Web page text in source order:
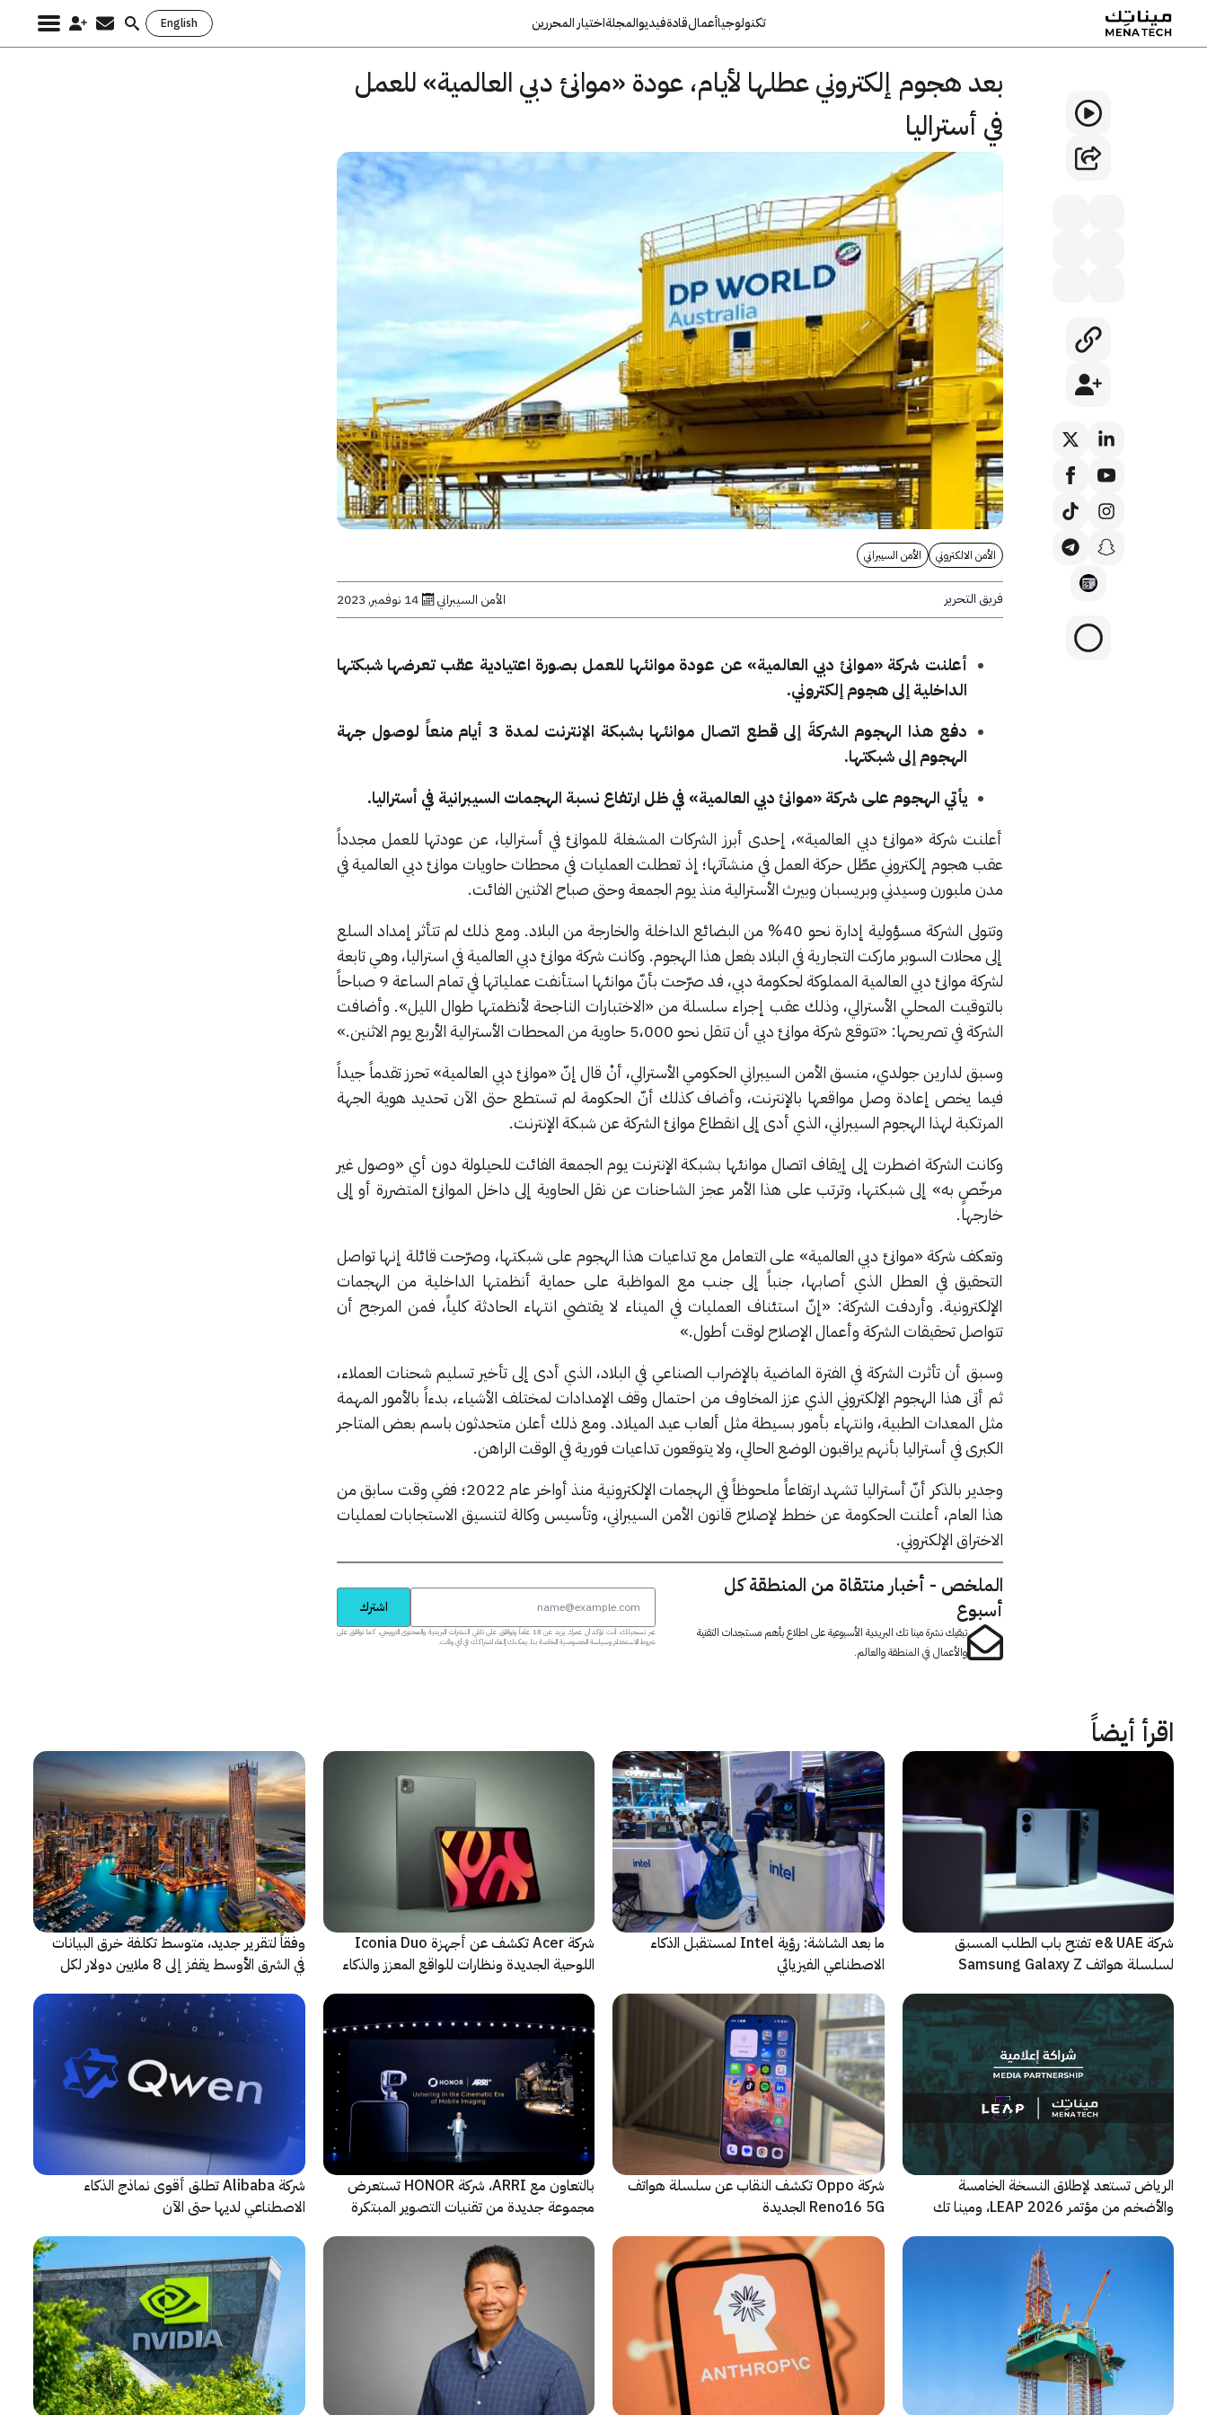
تكنولوجياأعمالقادةفيديوالمجلةاختيار المحررين English
Search
بعد هجوم إلكتروني عطلها لأيام، عودة «موانئ دبي العالمية» للعمل
في أستراليا
الأمن الالكتروني الأمن السيبراني
فريق التحرير الأمن السيبراني 14 نوفمبر, 2023
أعلنت شركة «موانئ دبي العالمية» عن عودة موانئها للعمل بصورة اعتيادية عقب تعرضها شبكتها
الداخلية إلى هجوم إلكتروني.
دفع هذا الهجوم الشركةَ إلى قطع اتصال موانئها بشبكة الإنترنت لمدة 3 أيام منعاً لوصول جهة
الهجوم إلى شبكتها.
يأتي الهجوم على شركة «موانئ دبي العالمية» في ظل ارتفاع نسبة الهجمات السيبرانية في أستراليا.
أعلنت شركة «موانئ دبي العالمية»، إحدى أبرز الشركات المشغلة للموانئ في أستراليا، عن عودتها للعمل مجدداً
عقب هجوم إلكتروني عطّل حركة العمل في منشآتها؛ إذ تعطلت العمليات في محطات حاويات موانئ دبي العالمية في
مدن ملبورن وسيدني وبريسبان وبيرث الأسترالية منذ يوم الجمعة وحتى صباح الاثنين الفائت.
وتتولى الشركة مسؤولية إدارة نحو 40% من البضائع الداخلة والخارجة من البلاد. ومع ذلك لم تتأثر إمداد السلع
إلى محلات السوبر ماركت التجارية في البلاد بفعل هذا الهجوم. وكانت شركة موانئ دبي العالمية في استراليا، وهي تابعة
لشركة موانئ دبي العالمية المملوكة لحكومة دبي، فد صرّحت بأنّ موانئها استأنفت عملياتها في تمام الساعة 9 صباحاً
بالتوقيت المحلي الأسترالي، وذلك عقب إجراء سلسلة من «الاختبارات الناجحة لأنظمتها طوال الليل». وأضافت
الشركة في تصريحها: «تتوقع شركة موانئ دبي أن تنقل نحو 5،000 حاوية من المحطات الأسترالية الأربع يوم الاثنين.»
وسبق لدارين جولدي، منسق الأمن السيبراني الحكومي الأسترالي، أنْ قال إنّ «موانئ دبي العالمية» تحرز تقدماً جيداً
فيما يخص إعادة وصل مواقعها بالإنترنت، وأضاف كذلك أنّ الحكومة لم تستطع حتى الآن تحديد هوية الجهة
المرتكبة لهذا الهجوم السيبراني، الذي أدى إلى انقطاع موانئ الشركة عن شبكة الإنترنت.
وكانت الشركة اضطرت إلى إيقاف اتصال موانئها بشبكة الإنترنت يوم الجمعة الفائت للحيلولة دون أي «وصول غير
مرخّصٍ به» إلى شبكتها، وترتب على هذا الأمر عجز الشاحنات عن نقل الحاوية إلى داخل الموانئ المتضررة أو إلى
خارجها.
وتعكف شركة «موانئ دبي العالمية» على التعامل مع تداعيات هذا الهجوم على شبكتها، وصرّحت قائلة إنها تواصل
التحقيق في العطل الذي أصابها، جنباً إلى جنب مع المواظبة على حماية أنظمتها الداخلية من الهجمات
الإلكترونية. وأردفت الشركة: «إنّ استئناف العمليات في الميناء لا يقتضي انتهاء الحادثة كلياً، فمن المرجح أن
تتواصل تحقيقات الشركة وأعمال الإصلاح لوقت أطول.»
وسبق أن تأثرت الشركة في الفترة الماضية بالإضراب الصناعي في البلاد، الذي أدى إلى تأخير تسليم شحنات العملاء،
ثم أتى هذا الهجوم الإلكتروني الذي عزز المخاوف من احتمال وقف الإمدادات لمختلف الأشياء، بدءاً بالأمور المهمة
مثل المعدات الطبية، وانتهاء بأمور بسيطة مثل ألعاب عيد الميلاد. ومع ذلك أعلن متحدثون باسم بعض المتاجر
الكبرى في أستراليا بأنهم يراقبون الوضع الحالي، ولا يتوقعون تداعيات فورية في الوقت الراهن.
وجدير بالذكر أنّ أستراليا تشهد ارتفاعاً ملحوظاً في الهجمات الإلكترونية منذ أواخر عام 2022؛ ففي وقت سابق من
هذا العام، أعلنت الحكومة عن خطط لإصلاح قانون الأمن السيبراني، وتأسيس وكالة لتنسيق الاستجابات لعمليات
الاختراق الإلكتروني.
الملخص - أخبار منتقاة من المنطقة كل
أسبوع
تبقيك نشرة مينا تك البريدية الأسبوعية على اطلاع بأهم مستجدات التقنية
والأعمال في المنطقة والعالم.
اشترك
عبر تسجيلك، أنت تؤكد أن عمرك يزيد عن 18 عاماً وتوافق على تلقي النشرات البريدية والمحتوى الترويجي، كما توافق على
شروط الاستخدام وسياسة الخصوصية الخاصة بنا. يمكنك إلغاء اشتراكك في أي وقت.
اقرأ أيضاً
شركة e& UAE تفتح باب الطلب المسبق
لسلسلة هواتف Samsung Galaxy Z
ﻣا بعد الشاشة: رؤية Intel لمستقبل اﻟذﻛﺎء
الاصطناعي الفيزيائي
شركة Acer تكشف عن أجهزة Iconia Duo
اللوحية الجديدة ونظارات للواقع المعزز والذكاء
وفقاً لتقرير جديد، متوسط تكلفة خرق البيانات
في الشرق الأوسط يقفز إلى 8 ملايين دولار لكل
الرياض تستعد لإطلاق النسخة الخامسة
والأضخم من مؤتمر LEAP 2026، ومينا تك
شركة Oppo تكشف النقاب عن سلسلة هواتف
Reno16 5G الجديدة
بالتعاون مع ARRI، شركة HONOR تستعرض
مجموعة جديدة من تقنيات التصوير المبتكرة
شركة Alibaba تطلق أقوى نماذج الذكاء
الاصطناعي لديها حتى الآن